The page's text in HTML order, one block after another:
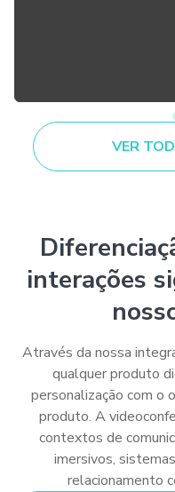
VER
interações
Através da nossa
qualquer produto
personalização com o
produto. A
contextos de
imersivos,
relacionamento